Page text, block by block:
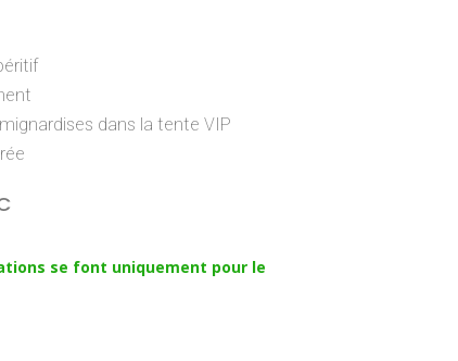
dans la tente VIP
se font uniquement pour le